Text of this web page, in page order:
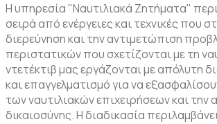
Η υπηρεσία "Ναυτιλιακά Ζητήματα"
σειρά από ενέργειες και τεχνικές που
διερεύνηση και την αντιμετώπιση
περιστατικών που σχετίζονται με τη
ντετέκτιβ μας εργάζονται με απόλυτη
και επαγγελματισμό για να
των ναυτιλιακών επιχειρήσεων και την
δικαιοσύνης. Η διαδικασία